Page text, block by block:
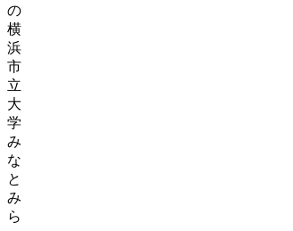
の
横
浜
市
立
大
学
み
な
と
み
ら